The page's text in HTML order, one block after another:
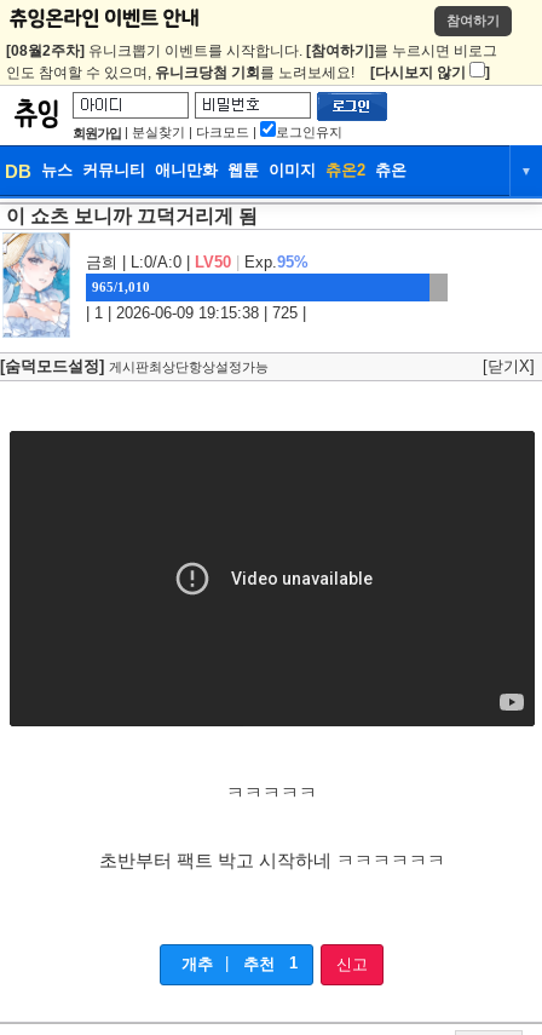
참여하기
[08월2주차] 유니크뽑기 이벤트를 시작합니다. [참여하기] 를 누르시면 비로그
인도 참여할 수 있으며, 유니크당첨 기회 를 노려보세요! [다시보지 않기 ]
회원가입 | 분실찾기 | 다크모드 | 로그인유지
DB 뉴스 커뮤니티 애니만화 웹툰 이미지 츄온2 츄온 ▼
DB 뉴스
웹툰 이미지
이 쇼츠 보니까 끄덕거리게 됨
금희 | L:0/A:0 | LV50 Exp.95%
965/1,010
| 1 | 2026-06-09 19:15:38 | 725 |
[숨덕모드설정] 게시판최상단항상설정가능 [닫기X]
ㅋㅋㅋㅋㅋ
초반부터 팩트 박고 시작하네 ㅋㅋㅋㅋㅋㅋ
개추 추천 1 신고